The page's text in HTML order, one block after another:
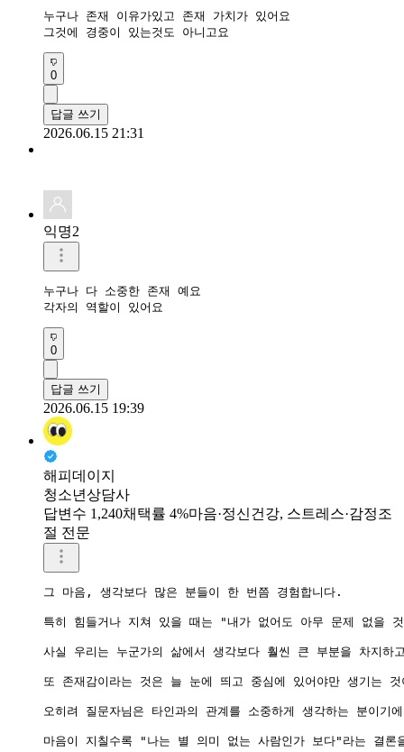
누구나 존재 이유가있고 존재 가치가 있어요
그것에 경중이 있는것도 아니고요
0
답글 쓰기
2026.06.15 21:31
익명2
누구나 다 소중한 존재 예요
각자의 역할이 있어요
0
답글 쓰기
2026.06.15 19:39
해피데이지
청소년상담사
답변수 1,240채택률 4%마음·정신건강, 스트레스·감정조
절 전문
그 마음, 생각보다 많은 분들이 한 번쯤 경험합니다.
특히 힘들거나 지쳐 있을 때는 "내가 없어도 아무 문제 없을
사실 우리는 누군가의 삶에서 생각보다 훨씬 큰 부분을 차지
또 존재감이라는 것은 늘 눈에 띄고 중심에 있어야만 생기는
오히려 질문자님은 타인과의 관계를 소중하게 생각하는 분이
마음이 지칠수록 "나는 별 의미 없는 사람인가 보다"라는 결